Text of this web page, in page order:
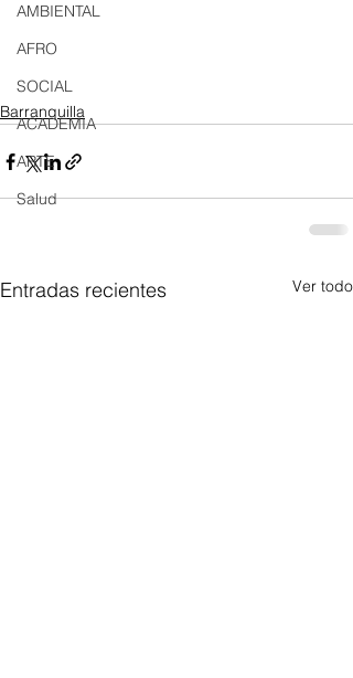
AMBIENTAL
AFRO
SOCIAL
ACADEMIA
ARTE
Salud
Barranquilla
Entradas recientes Ver todo